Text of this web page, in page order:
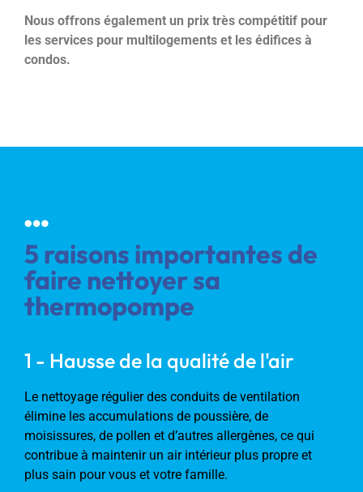
Nous offrons également un prix très compétitif pour
les services pour multilogements et les édifices à
condos.
5 raisons importantes de
faire nettoyer sa
thermopompe
1 - Hausse de la qualité de l'air
Le nettoyage régulier des conduits de ventilation
élimine les accumulations de poussière, de
moisissures, de pollen et d’autres allergènes, ce qui
contribue à maintenir un air intérieur plus propre et
plus sain pour vous et votre famille.